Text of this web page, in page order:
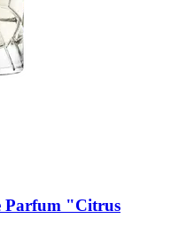
Parfum "Citrus